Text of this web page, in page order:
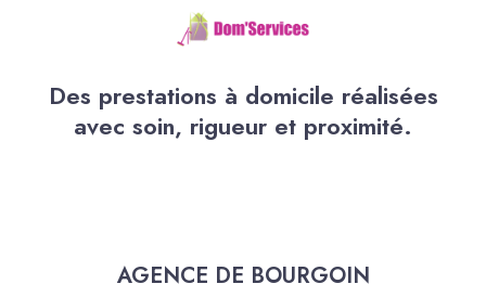
Des prestations à domicile réalisées
avec soin, rigueur et proximité.
AGENCE DE BOURGOIN